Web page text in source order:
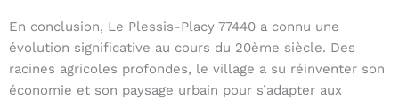
En conclusion, Le Plessis-Placy 77440 a connu une
évolution significative au cours du 20ème siècle. Des
racines agricoles profondes, le village a su réinventer son
économie et son paysage urbain pour s’adapter aux